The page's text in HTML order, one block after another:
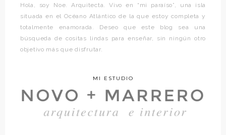
Hola, soy Noe. Arquitecta. Vivo en “mi paraíso”, una isla
situada en el Océano Atlántico de la que estoy completa y
totalmente enamorada. Deseo que este blog sea una
búsqueda de cositas lindas para enseñar, sin ningún otro
objetivo más que disfrutar.
MI ESTUDIO